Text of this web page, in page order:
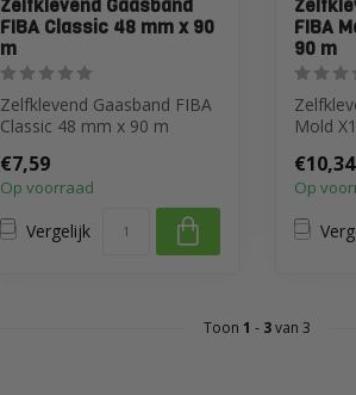
FIBA Classic 48 mm x 90
m
Zelfklevend Gaasband FIBA
Classic 48 mm x 90 m
€7,59
Op voorraad
Vergelijk
FIBA
90 m
Mold
€10,34
Op
Toon 1 - 3van 3